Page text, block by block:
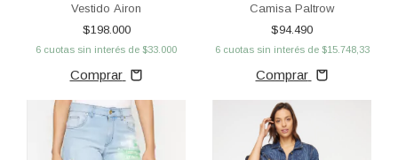
Vestido Airon
$198.000
6 cuotas sin interés de $33.000
Comprar
Camisa Paltrow
$94.490
6 cuotas sin interés de $15.748,33
Comprar